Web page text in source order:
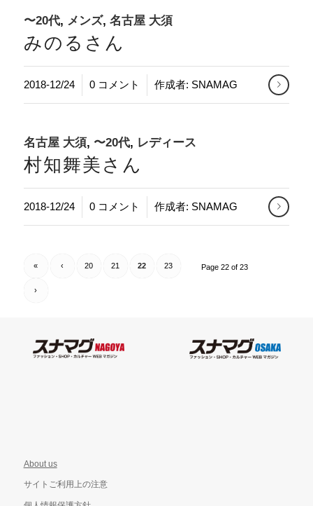
〜20代, メンズ, 名古屋 大須
みのるさん
2018-12/24 0 コメント
/ 作成者: SNAMAG
名古屋 大須, 〜20代, レディース
村知舞美さん
2018-12/24 0 コメント
/ 作成者: SNAMAG
Page 22 of 23
« ‹ 20 21 22 23
›
About us
サイトご利用上の注意